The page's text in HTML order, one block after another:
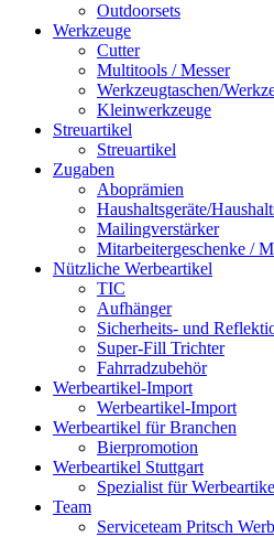
Outdoorsets
Werkzeuge
Cutter
Multitools / Messer
Werkzeugtaschen/
Kleinwerkzeuge
Streuartikel
Streuartikel
Zugaben
Aboprämien
Haushaltsgeräte/
Mailingverstärker
Mitarbeitergeschenke /
Nützliche Werbeartikel
TIC
Aufhänger
Sicherheits- und
Super-Fill Trichter
Fahrradzubehör
Werbeartikel-Import
Werbeartikel-Import
Werbeartikel für Branchen
Bierpromotion
Werbeartikel Stuttgart
Spezialist für
Team
Serviceteam Pritsch